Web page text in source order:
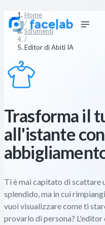
Home
/
Strumenti
/
Editor di Abiti IA
Trasforma il
all'istante
Ti è mai capitato di scattare
splendido, ma in cui
vuoi visualizzare come ti
provarlo di persona?